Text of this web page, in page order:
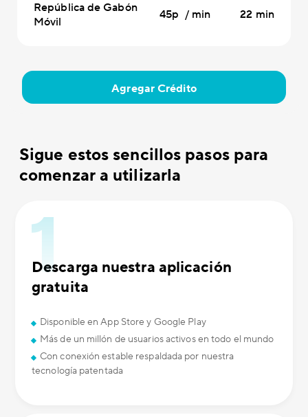
República de Gabón
Móvil
45p / min 22 min
Agregar Crédito
Sigue estos sencillos pasos para
comenzar a utilizarla
Descarga nuestra aplicación
gratuita
Disponible en App Store y Google Play
Más de un millón de usuarios activos en todo el mundo
Con conexión estable respaldada por nuestra
tecnología patentada